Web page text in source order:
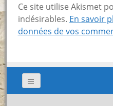
Ce site utilise Akismet
indésirables. En savoir
données de vos